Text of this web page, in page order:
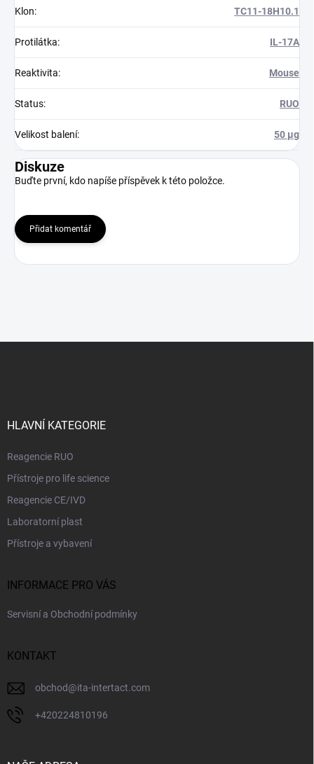
Klon: TC11-18H10.1
Protilátka: IL-17A
Reaktivita: Mouse
Status: RUO
Velikost balení: 50 μg
Diskuze
Buďte první, kdo napíše příspěvek k této položce.
Přidat komentář
HLAVNÍ KATEGORIE
Reagencie RUO
Přístroje pro life science
Reagencie CE/IVD
Laboratorní plast
Přístroje a vybavení
INFORMACE PRO VÁS
Servisní a Obchodní podmínky
KONTAKT
obchod@ita-intertact.com
+420224810196